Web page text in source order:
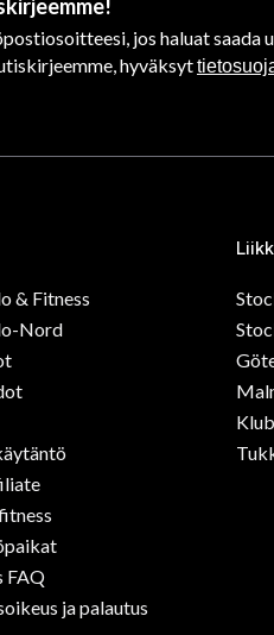
jos haluat saada
hyväksyt
& Fitness
Nord
FAQ
ja palautus